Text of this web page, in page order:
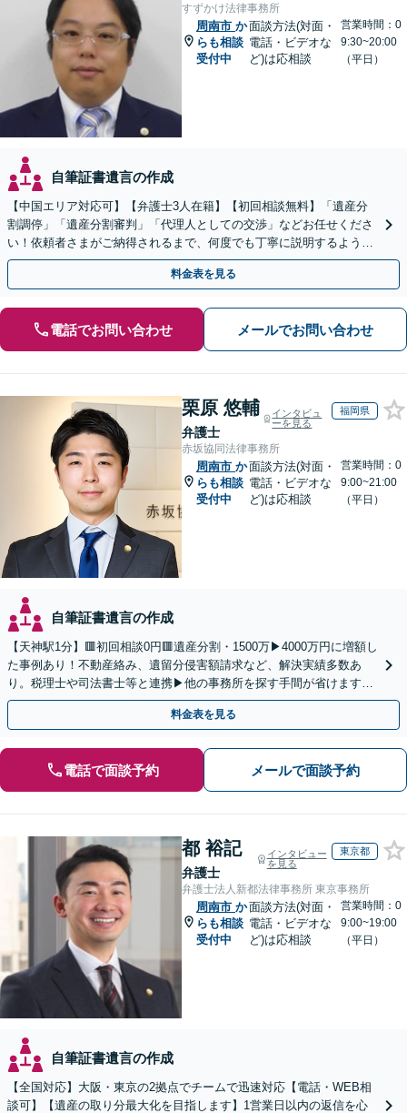
すずかけ法律事務所
周南市 か
らも相談
受付中
面談方法(対面・
電話・ビデオな
ど)は応相談
営業時間：0
9:30~20:00
（平日）
自筆証書遺言の作成
【中国エリア対応可】【弁護士3人在籍】【初回相談無料】「遺産分
割調停」「遺産分割審判」「代理人としての交渉」などお任せくださ
い！依頼者さまがご納得されるまで、何度でも丁寧に説明するよう心
掛けています【土日祝／夜間対応可】【当日／電話相談可】
料金表を見る
電話でお問い合わせ メールでお問い合わせ
栗原 悠輔
弁護士
インタビュ
ーを見る
福岡県
赤坂協同法律事務所
周南市 か
らも相談
受付中
面談方法(対面・
電話・ビデオな
ど)は応相談
営業時間：0
9:00~21:00
（平日）
自筆証書遺言の作成
【天神駅1分】🟥初回相談0円🟥遺産分割・1500万▶4000万円に増額し
た事例あり！不動産絡み、遺留分侵害額請求など、解決実績多数あ
り。税理士や司法書士等と連携▶他の事務所を探す手間が省けます！
不動産会社と連携し無料査定&財産調査も◎
料金表を見る
電話で面談予約 メールで面談予約
都 裕記
弁護士
インタビュー
を見る
東京都
弁護士法人新都法律事務所 東京事務所
周南市 か
らも相談
受付中
面談方法(対面・
電話・ビデオな
ど)は応相談
営業時間：0
9:00~19:00
（平日）
自筆証書遺言の作成
【全国対応】大阪・東京の2拠点でチームで迅速対応【電話・WEB相
談可】【遺産の取り分最大化を目指します】1営業日以内の返信を心